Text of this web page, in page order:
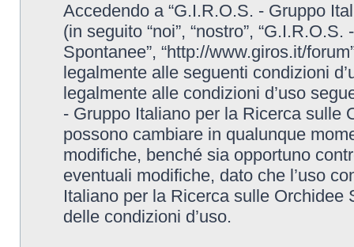
Accedendo a “G.I.R.O.S. - Gruppo
(in seguito “noi”, “nostro”,
Spontanee”, “http://www.giros.it/
legalmente alle seguenti condizioni
legalmente alle condizioni d’uso
- Gruppo Italiano per la Ricerca sulle
possono cambiare in qualunque
modifiche, benché sia opportuno
eventuali modifiche, dato che l’uso
Italiano per la Ricerca sulle Orchidee
delle condizioni d’uso.